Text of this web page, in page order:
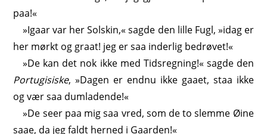
paa!«
»Igaar var her Solskin,« sagde den lille Fugl, »idag er
her mørkt og graat! jeg er saa inderlig bedrøvet!«
»De kan det nok ikke med Tidsregning!« sagde den
Portugisiske, »Dagen er endnu ikke gaaet, staa ikke
og vær saa dumladende!«
»De seer paa mig saa vred, som de to slemme Øine
saae, da jeg faldt herned i Gaarden!«